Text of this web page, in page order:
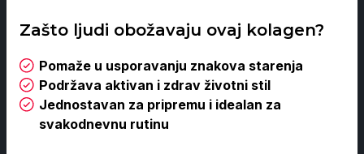
Zašto ljudi obožavaju ovaj kolagen?
Pomaže u usporavanju znakova starenja
Podržava aktivan i zdrav životni stil
Jednostavan za pripremu i idealan za
svakodnevnu rutinu